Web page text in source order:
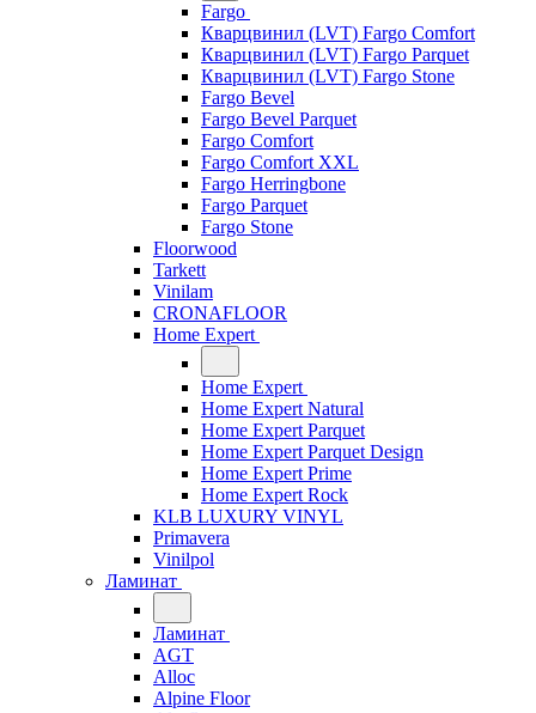
Fargo
Кварцвинил (LVT) Fargo Comfort
Кварцвинил (LVT) Fargo Parquet
Кварцвинил (LVT) Fargo Stone
Fargo Bevel
Fargo Bevel Parquet
Fargo Comfort
Fargo Comfort XXL
Fargo Herringbone
Fargo Parquet
Fargo Stone
Floorwood
Tarkett
Vinilam
CRONAFLOOR
Home Expert
Home Expert
Home Expert Natural
Home Expert Parquet
Home Expert Parquet Design
Home Expert Prime
Home Expert Rock
KLB LUXURY VINYL
Primavera
Vinilpol
Ламинат
Ламинат
AGT
Alloc
Alpine Floor